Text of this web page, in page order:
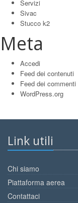
Servizi
Sivac
Stucco k2
Meta
Accedi
Feed dei contenuti
Feed dei commenti
WordPress.org
Link utili
Chi siamo
Piattaforma aerea
Contattaci